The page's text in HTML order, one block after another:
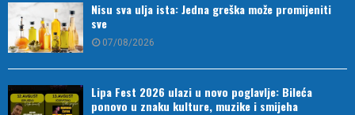
Nisu sva ulja ista: Jedna greška može promijeniti
sve
07/08/2026
Lipa Fest 2026 ulazi u novo poglavlje: Bileća
ponovo u znaku kulture, muzike i smijeha